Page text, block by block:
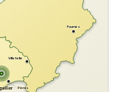
Pérols
Fournès
Villetelle